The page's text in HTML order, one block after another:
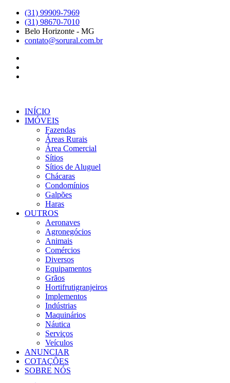
para
conteúdo
(31) 99909-7969
(31) 98670-7010
Belo Horizonte - MG
contato@sorural.com.br
INÍCIO
IMÓVEIS
Fazendas
Áreas Rurais
Área Comercial
Sítios
Sítios de Aluguel
Chácaras
Condomínios
Galpões
Haras
OUTROS
Aeronaves
Agronegócios
Animais
Comércios
Diversos
Equipamentos
Grãos
Hortifrutigranjeiros
Implementos
Indústrias
Maquinários
Náutica
Serviços
Veículos
ANUNCIAR
COTAÇÕES
SOBRE NÓS